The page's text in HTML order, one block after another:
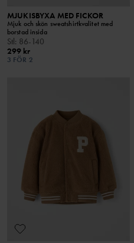
MJUKISBYXA MED FICKOR
Mjuk och skön sweatshirtkvalitet med
borstad insida
Stl: 86-140
299 kr
3 FÖR 2